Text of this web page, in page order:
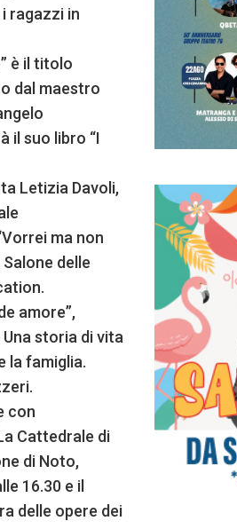
ragazzi in
è il titolo
dal maestro
il suo libro “I
Letizia Davoli,
ma non
delle
amore”,
storia di vita
la famiglia.
con
Cattedrale di
di Noto,
16.30 e il
delle opere dei